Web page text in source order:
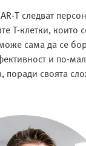
T следват
Т-клетки,
сама да се
и по-
своята